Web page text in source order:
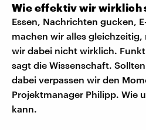
Wie effektiv wir wirklich
Essen, Nachrichten gucken,
machen wir alles
wir dabei nicht wirklich.
sagt die Wissenschaft.
dabei verpassen wir den
Projektmanager Philipp. Wie
kann.